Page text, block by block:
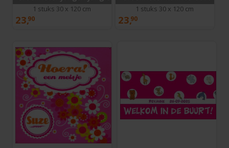
1 stuks 30 x 120 cm
23,90
1 stuks 30 x 120 cm
23,90